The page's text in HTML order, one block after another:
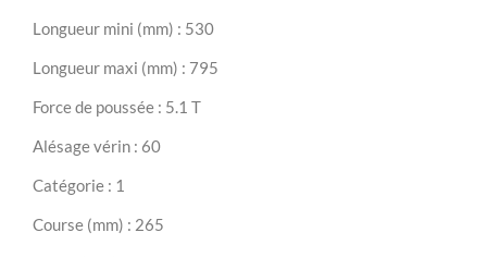
Longueur mini (mm) : 530
Longueur maxi (mm) : 795
Force de poussée : 5.1 T
Alésage vérin : 60
Catégorie : 1
Course (mm) : 265